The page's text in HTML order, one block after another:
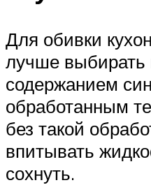
Для обивки
лучше
содержанием
обработанным
без такой
впитывать
сохнуть.